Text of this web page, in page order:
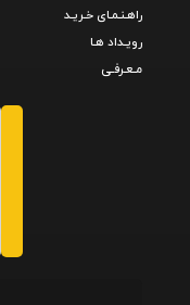
راهـنـمـای خـریـد
رویـداد هـا
مـعـرفـی